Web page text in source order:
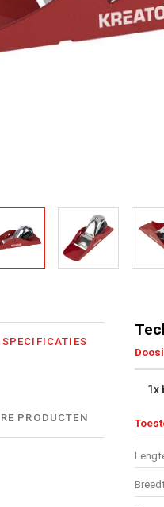
PRODUCTEN
1x